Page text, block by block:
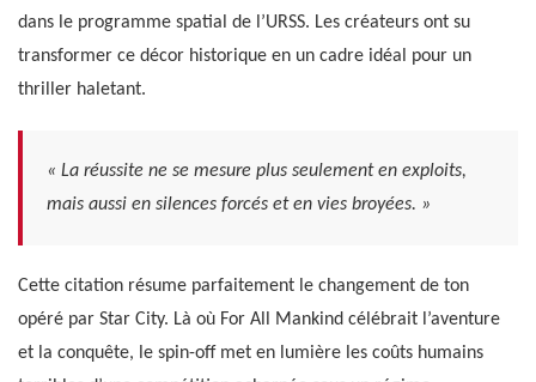
dans le programme spatial de l’URSS. Les créateurs ont su
transformer ce décor historique en un cadre idéal pour un
thriller haletant.
« La réussite ne se mesure plus seulement en exploits,
mais aussi en silences forcés et en vies broyées. »
Cette citation résume parfaitement le changement de ton
opéré par Star City. Là où For All Mankind célébrait l’aventure
et la conquête, le spin-off met en lumière les coûts humains